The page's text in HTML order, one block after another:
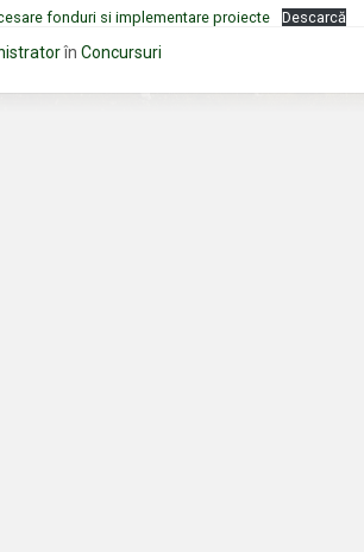
fonduri si implementare proiecte Descarcă
înConcursuri